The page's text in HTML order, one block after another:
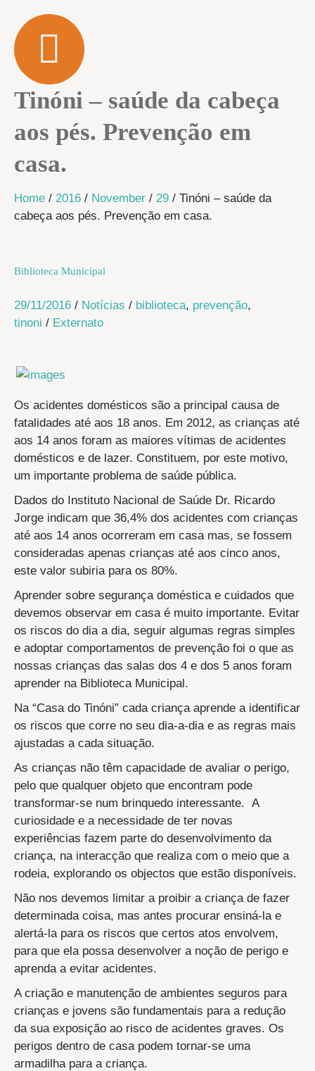
Tinóni – saúde da cabeça
aos pés. Prevenção em
casa.
Home / 2016 / November / 29 / Tinóni – saúde da
cabeça aos pés. Prevenção em casa.
Biblioteca Municipal
29/11/2016 / Notícias / biblioteca, prevenção,
tinoni / Externato
Os acidentes domésticos são a principal causa de
fatalidades até aos 18 anos. Em 2012, as crianças até
aos 14 anos foram as maiores vítimas de acidentes
domésticos e de lazer. Constituem, por este motivo,
um importante problema de saúde pública.
Dados do Instituto Nacional de Saúde Dr. Ricardo
Jorge indicam que 36,4% dos acidentes com crianças
até aos 14 anos ocorreram em casa mas, se fossem
consideradas apenas crianças até aos cinco anos,
este valor subiria para os 80%.
Aprender sobre segurança doméstica e cuidados que
devemos observar em casa é muito importante. Evitar
os riscos do dia a dia, seguir algumas regras simples
e adoptar comportamentos de prevenção foi o que as
nossas crianças das salas dos 4 e dos 5 anos foram
aprender na Biblioteca Municipal.
Na “Casa do Tinóni” cada criança aprende a identificar
os riscos que corre no seu dia-a-dia e as regras mais
ajustadas a cada situação.
As crianças não têm capacidade de avaliar o perigo,
pelo que qualquer objeto que encontram pode
transformar-se num brinquedo interessante. A
curiosidade e a necessidade de ter novas
experiências fazem parte do desenvolvimento da
criança, na interacção que realiza com o meio que a
rodeia, explorando os objectos que estão disponíveis.
Não nos devemos limitar a proibir a criança de fazer
determinada coisa, mas antes procurar ensiná-la e
alertá-la para os riscos que certos atos envolvem,
para que ela possa desenvolver a noção de perigo e
aprenda a evitar acidentes.
A criação e manutenção de ambientes seguros para
crianças e jovens são fundamentais para a redução
da sua exposição ao risco de acidentes graves. Os
perigos dentro de casa podem tornar-se uma
armadilha para a criança.